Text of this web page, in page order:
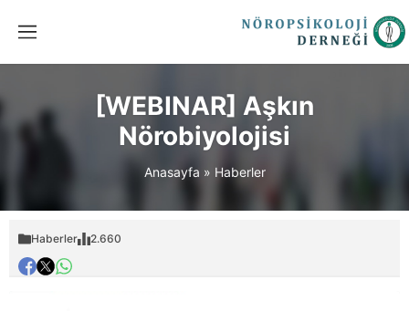
[WEBINAR] Aşkın
Nörobiyolojisi
Anasayfa » Haberler
Haberler 2.660